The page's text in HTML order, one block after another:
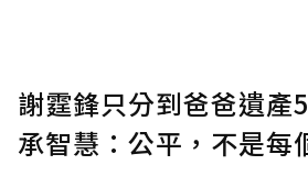
謝霆鋒只分到爸爸遺產
承智慧：公平，不是每